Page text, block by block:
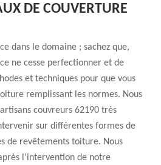
DE COUVERTURE
dans le domaine ; sachez que,
ne cesse perfectionner et de
et techniques pour que vous
remplissant les normes. Nous
couvreurs 62190 très
sur différentes formes de
de revêtements toiture. Nous
l’intervention de notre